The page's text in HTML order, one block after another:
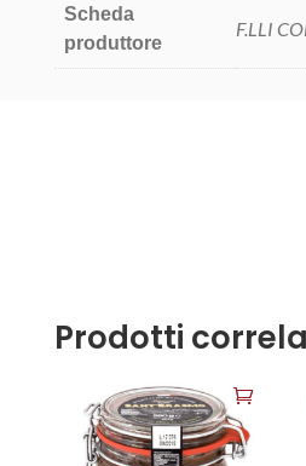
Scheda
produttore
F.LLI
Prodotti